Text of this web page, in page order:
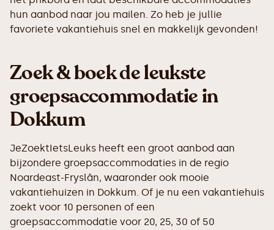
hun aanbod naar jou mailen. Zo heb je jullie
favoriete vakantiehuis snel en makkelijk gevonden!
Zoek & boek de leukste
groepsaccommodatie in
Dokkum
JeZoektIetsLeuks heeft een groot aanbod aan
bijzondere groepsaccommodaties in de regio
Noardeast-Fryslân, waaronder ook mooie
vakantiehuizen in Dokkum. Of je nu een vakantiehuis
zoekt voor 10 personen of een
groepsaccommodatie voor 20, 25, 30 of 50